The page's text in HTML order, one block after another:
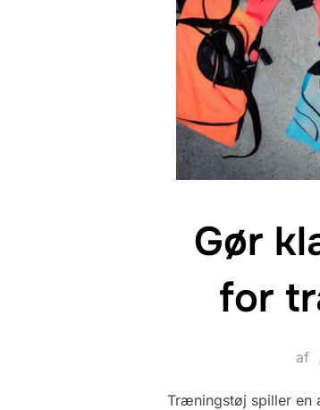
Gør
for
af
Træningstøj spiller en